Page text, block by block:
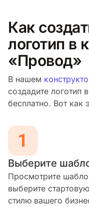
Как
логотип в
«Провод»
В нашем
создадите логотип
бесплатно. Вот как
Выберите
Просмотрите
выберите
стилю вашего